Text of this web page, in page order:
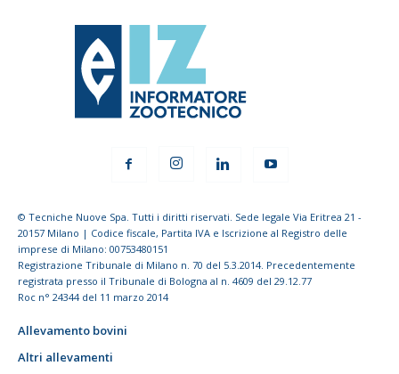
© Tecniche Nuove Spa. Tutti i diritti riservati. Sede legale Via Eritrea 21 -
20157 Milano | Codice fiscale, Partita IVA e Iscrizione al Registro delle
imprese di Milano: 00753480151
Registrazione Tribunale di Milano n. 70 del 5.3.2014. Precedentemente
registrata presso il Tribunale di Bologna al n. 4609 del 29.12.77
Roc n° 24344 del 11 marzo 2014
Allevamento bovini
Altri allevamenti